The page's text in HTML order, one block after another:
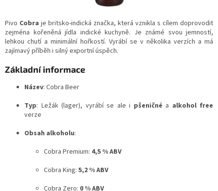
Pivo Cobra je britsko-indická značka, která vznikla s cílem doprovodit
zejména kořeněná jídla indické kuchyně. Je známé svou jemností,
lehkou chutí a minimální hořkostí. Vyrábí se v několika verzích a má
zajímavý příběh i silný exportní úspěch.
Základní informace
Název: Cobra Beer
Typ: Ležák (lager), vyrábí se ale i pšeničné a alkohol free
verze
Obsah alkoholu:
Cobra Premium: 4,5 % ABV
Cobra King: 5,2 % ABV
Cobra Zero: 0 % ABV